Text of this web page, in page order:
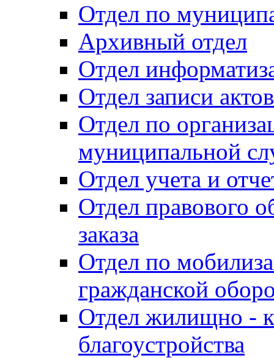
Отдел по
Архивный отдел
Отдел
Отдел записи
Отдел по
муниципальной
Отдел учета и
Отдел правового
заказа
Отдел по
гражданской
Отдел жилищно -
благоустройства